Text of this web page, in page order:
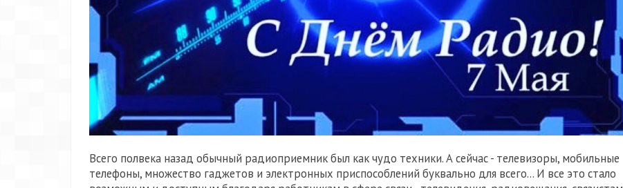
Всего полвека назад обычный радиоприемник был как чудо техники. А сейчас - телевизоры, мобильные
телефоны, множество гаджетов и электронных приспособлений буквально для всего... И все это стало